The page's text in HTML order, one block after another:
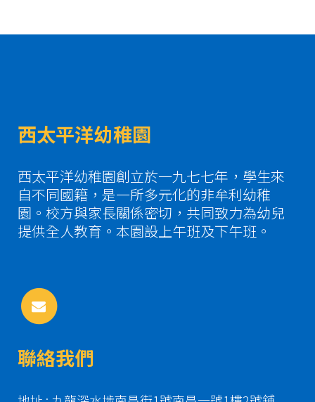
西太平洋幼稚園
西太平洋幼稚園創立於一九七七年，學生來
自不同國籍，是一所多元化的非牟利幼稚
園。校方與家長關係密切，共同致力為幼兒
提供全人教育。本園設上午班及下午班。
聯絡我們